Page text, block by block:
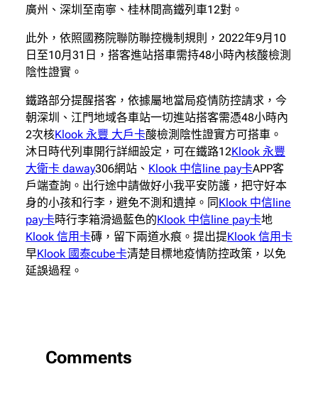
廣州、深圳至南寧、桂林間高鐵列車12對。
此外，依照國務院聯防聯控機制規則，2022年9月10
日至10月31日，搭客進站搭車需持48小時內核酸檢測
陰性證實。
鐵路部分提醒搭客，依據屬地當局疫情防控請求，今
朝深圳、江門地域各車站一切進站搭客需憑48小時內
2次核Klook 永豐 大戶卡酸檢測陰性證實方可搭車。
沐日時代列車開行詳細設定，可在鐵路12Klook 永豐
大衛卡 daway306網站、 Klook 中信line pay卡APP客
戶端查詢。出行途中請做好小我平安防護，把守好本
身的小孩和行李，避免不測和遺掉。同Klook 中信line
pay卡時行李箱滑過藍色的Klook 中信line pay卡地
Klook 信用卡磚，留下兩道水痕。提出提Klook 信用卡
早Klook 國泰cube卡清楚目標地疫情防控政策，以免
延誤過程。
Comments